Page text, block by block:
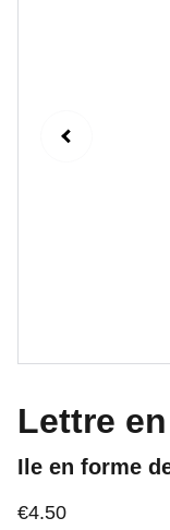
Lettre
Ile en forme
€4.50